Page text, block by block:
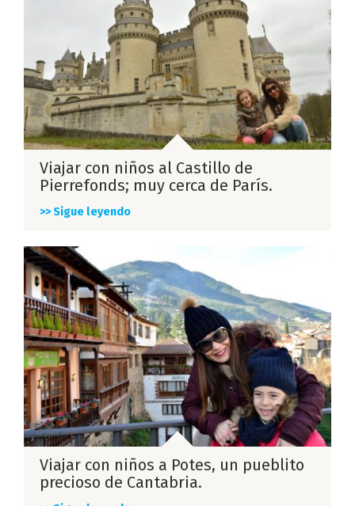
Viajar con niños al Castillo de
Pierrefonds; muy cerca de París.
>> Sigue leyendo
Viajar con niños a Potes, un pueblito
precioso de Cantabria.